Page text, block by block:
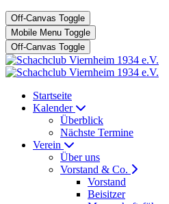
Off-Canvas Toggle
Mobile Menu Toggle
Off-Canvas Toggle
Startseite
Kalender
Überblick
Nächste Termine
Verein
Über uns
Vorstand & Co.
Vorstand
Beisitzer